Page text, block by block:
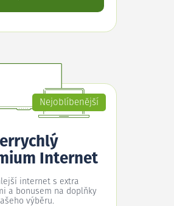
Nejoblíbenější
Internet
internet s extra
a bonusem na doplňky
výběru.